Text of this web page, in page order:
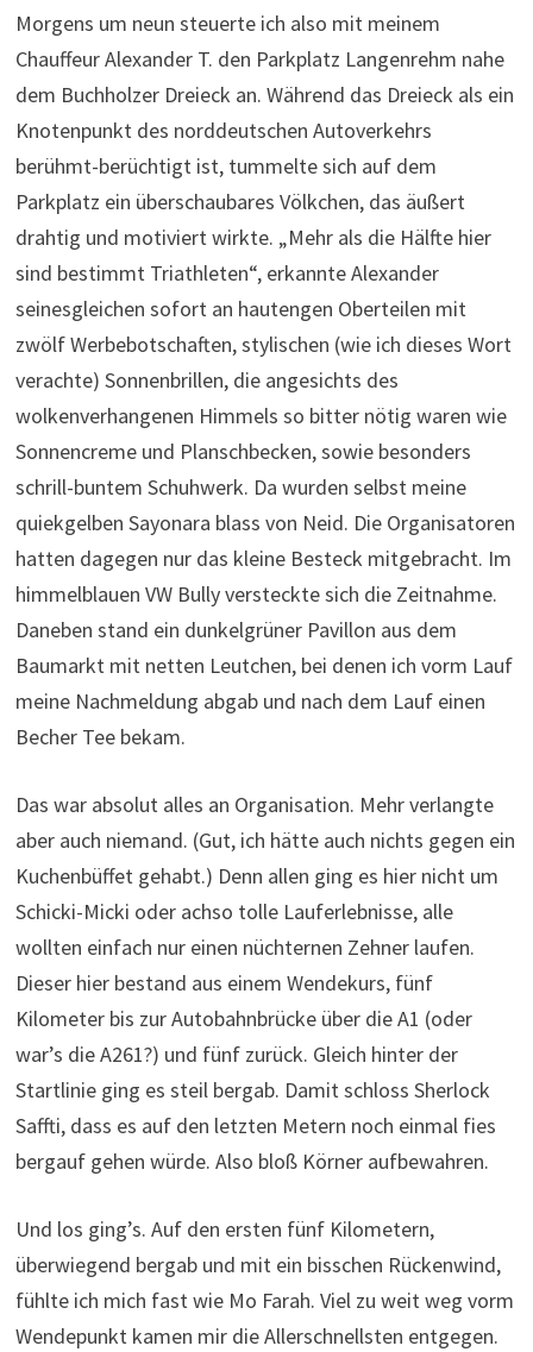
Morgens um neun steuerte ich also mit meinem
Chauffeur Alexander T. den Parkplatz Langenrehm nahe
dem Buchholzer Dreieck an. Während das Dreieck als ein
Knotenpunkt des norddeutschen Autoverkehrs
berühmt-berüchtigt ist, tummelte sich auf dem
Parkplatz ein überschaubares Völkchen, das äußert
drahtig und motiviert wirkte. „Mehr als die Hälfte hier
sind bestimmt Triathleten“, erkannte Alexander
seinesgleichen sofort an hautengen Oberteilen mit
zwölf Werbebotschaften, stylischen (wie ich dieses Wort
verachte) Sonnenbrillen, die angesichts des
wolkenverhangenen Himmels so bitter nötig waren wie
Sonnencreme und Planschbecken, sowie besonders
schrill-buntem Schuhwerk. Da wurden selbst meine
quiekgelben Sayonara blass von Neid. Die Organisatoren
hatten dagegen nur das kleine Besteck mitgebracht. Im
himmelblauen VW Bully versteckte sich die Zeitnahme.
Daneben stand ein dunkelgrüner Pavillon aus dem
Baumarkt mit netten Leutchen, bei denen ich vorm Lauf
meine Nachmeldung abgab und nach dem Lauf einen
Becher Tee bekam.
Das war absolut alles an Organisation. Mehr verlangte
aber auch niemand. (Gut, ich hätte auch nichts gegen ein
Kuchenbüffet gehabt.) Denn allen ging es hier nicht um
Schicki-Micki oder achso tolle Lauferlebnisse, alle
wollten einfach nur einen nüchternen Zehner laufen.
Dieser hier bestand aus einem Wendekurs, fünf
Kilometer bis zur Autobahnbrücke über die A1 (oder
war’s die A261?) und fünf zurück. Gleich hinter der
Startlinie ging es steil bergab. Damit schloss Sherlock
Saffti, dass es auf den letzten Metern noch einmal fies
bergauf gehen würde. Also bloß Körner aufbewahren.
Und los ging’s. Auf den ersten fünf Kilometern,
überwiegend bergab und mit ein bisschen Rückenwind,
fühlte ich mich fast wie Mo Farah. Viel zu weit weg vorm
Wendepunkt kamen mir die Allerschnellsten entgegen.